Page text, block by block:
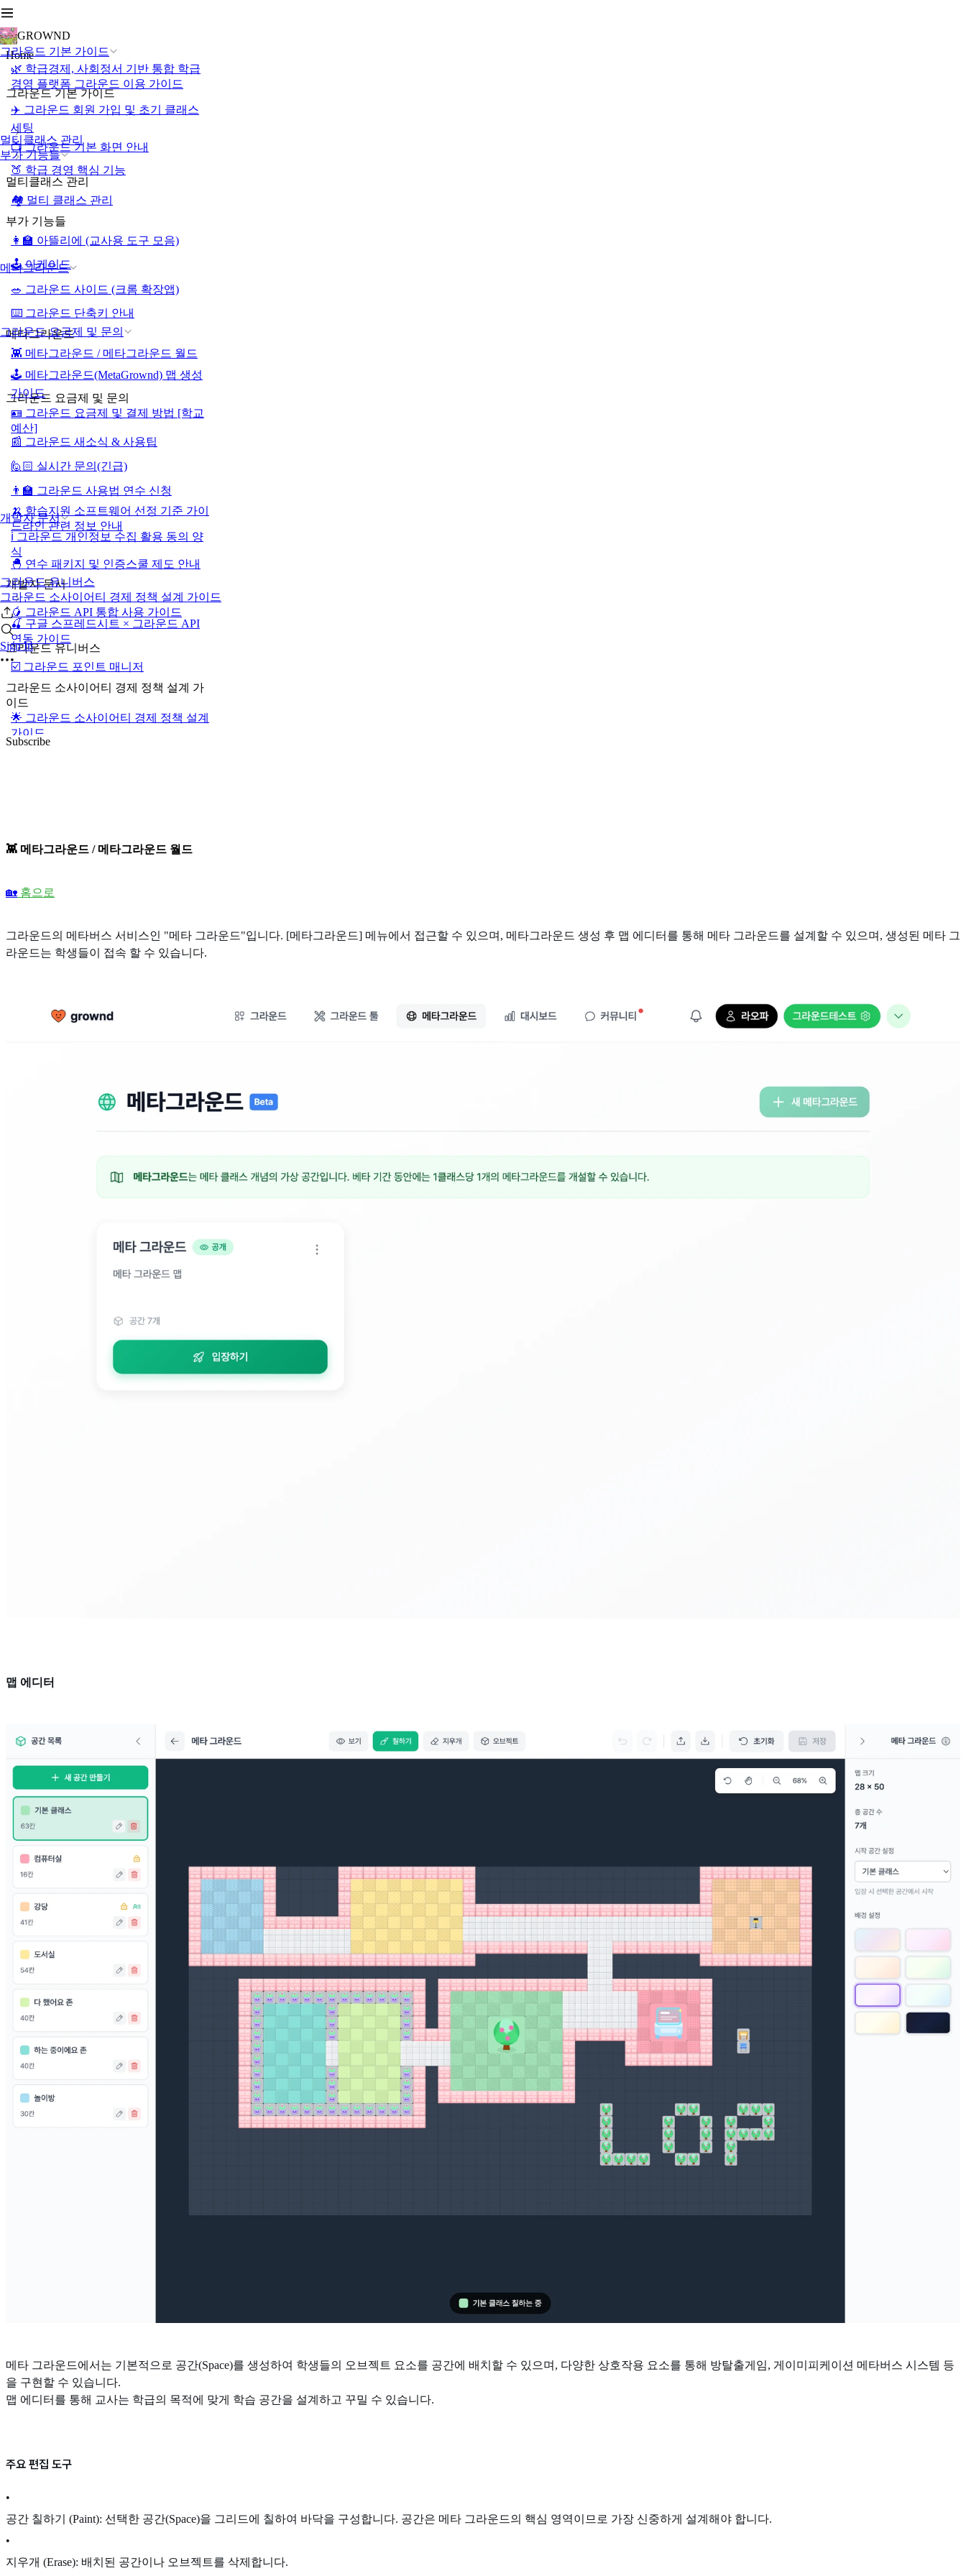
GROWND
그라운드 기본 가이드
멀티클래스 관리
부가 기능들
메타그라운드
그라운드 요금제 및 문의
개발자 문서
그라운드 유니버스
그라운드 소사이어티 경제 정책 설계 가이드
Sign In
Home
🌿 학급경제, 사회정서 기반 통합 학급
경영 플랫폼 그라운드 이용 가이드
그라운드 기본 가이드
✈️ 그라운드 회원 가입 및 초기 클래스
세팅
📺 그라운드 기본 화면 안내
🍑 학급 경영 핵심 기능
멀티클래스 관리
🏘️ 멀티 클래스 관리
부가 기능들
👩‍🏫 아뜰리에 (교사용 도구 모음)
🕹️ 아케이드
🥗 그라운드 사이드 (크롬 확장앱)
⌨️ 그라운드 단축키 안내
메타그라운드
👾 메타그라운드 / 메타그라운드 월드
🕹️ 메타그라운드(MetaGrownd) 맵 생성
가이드
그라운드 요금제 및 문의
🪪 그라운드 요금제 및 결제 방법 [학교
예산]
📰 그라운드 새소식 & 사용팁
🙋🏻 실시간 문의(긴급)
👨‍🏫 그라운드 사용법 연수 신청
🍌 학습지원 소프트웨어 선정 기준 가이
드라인 관련 정보 안내
ℹ️ 그라운드 개인정보 수집 활용 동의 양
식
🐣 연수 패키지 및 인증스쿨 제도 안내
개발자 문서
🥭 그라운드 API 통합 사용 가이드
🍒 구글 스프레드시트 × 그라운드 API
연동 가이드
그라운드 유니버스
☑️ 그라운드 포인트 매니저
그라운드 소사이어티 경제 정책 설계 가
이드
🌟 그라운드 소사이어티 경제 정책 설계
가이드
Subscribe
👾 메타그라운드 / 메타그라운드 월드
🏡 홈으로
그라운드의 메타버스 서비스인 "메타 그라운드"입니다. [메타그라운드] 메뉴에서 접근할 수 있으며, 메타그라운드 생성 후 맵 에디터를 통해 메타 그라운드를 설계할 수 있으며, 생성된 메타 그
라운드는 학생들이 접속 할 수 있습니다.
맵 에디터
메타 그라운드에서는 기본적으로 공간(Space)를 생성하여 학생들의 오브젝트 요소를 공간에 배치할 수 있으며, 다양한 상호작용 요소를 통해 방탈출게임, 게이미피케이션 메타버스 시스템 등
을 구현할 수 있습니다.
맵 에디터를 통해 교사는 학급의 목적에 맞게 학습 공간을 설계하고 꾸밀 수 있습니다.
주요 편집 도구
•
공간 칠하기 (Paint): 선택한 공간(Space)을 그리드에 칠하여 바닥을 구성합니다. 공간은 메타 그라운드의 핵심 영역이므로 가장 신중하게 설계해야 합니다.
•
지우개 (Erase): 배치된 공간이나 오브젝트를 삭제합니다.